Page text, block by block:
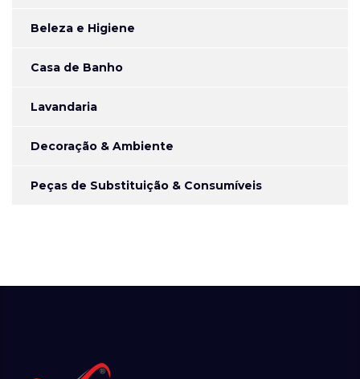
Beleza e Higiene
Casa de Banho
Lavandaria
Decoração & Ambiente
Peças de Substituição & Consumíveis